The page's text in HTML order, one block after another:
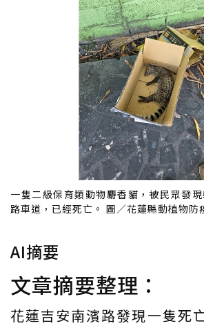
一隻二級保育類動物麝香貓，被民眾發
路車道，已經死亡。 圖／花蓮縣動植物防
AI摘要
文章摘要整理：
花蓮吉安南濱路發現一隻死